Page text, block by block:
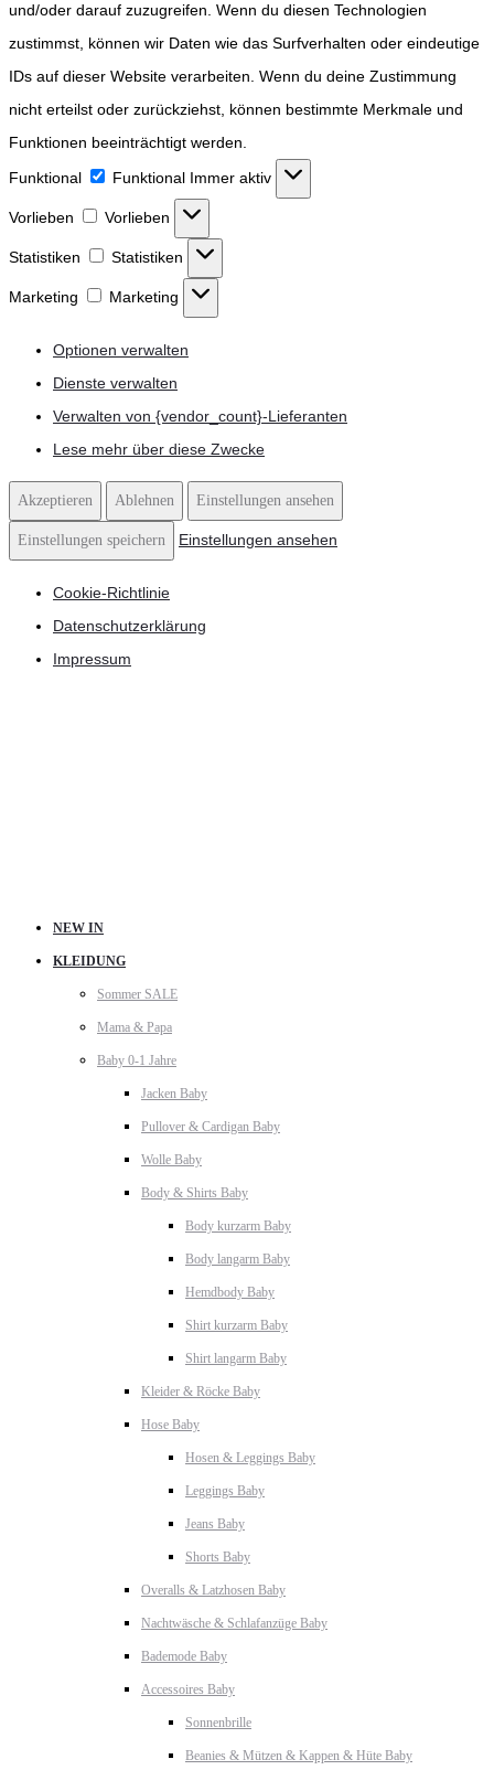
und/oder darauf zuzugreifen. Wenn du diesen Technologien
zustimmst, können wir Daten wie das Surfverhalten oder eindeutige
IDs auf dieser Website verarbeiten. Wenn du deine Zustimmung
nicht erteilst oder zurückziehst, können bestimmte Merkmale und
Funktionen beeinträchtigt werden.
Funktional
Funktional Immer aktiv
Vorlieben Vorlieben
Statistiken Statistiken
Marketing Marketing
Optionen verwalten
Dienste verwalten
Verwalten von {vendor_count}-Lieferanten
Lese mehr über diese Zwecke
Akzeptieren Ablehnen Einstellungen ansehen
Einstellungen speichern Einstellungen ansehen
Cookie-Richtlinie
Datenschutzerklärung
Impressum
NEW IN
KLEIDUNG
Sommer SALE
Mama & Papa
Baby 0-1 Jahre
Jacken Baby
Pullover & Cardigan Baby
Wolle Baby
Body & Shirts Baby
Body kurzarm Baby
Body langarm Baby
Hemdbody Baby
Shirt kurzarm Baby
Shirt langarm Baby
Kleider & Röcke Baby
Hose Baby
Hosen & Leggings Baby
Leggings Baby
Jeans Baby
Shorts Baby
Overalls & Latzhosen Baby
Nachtwäsche & Schlafanzüge Baby
Bademode Baby
Accessoires Baby
Sonnenbrille
Beanies & Mützen & Kappen & Hüte Baby